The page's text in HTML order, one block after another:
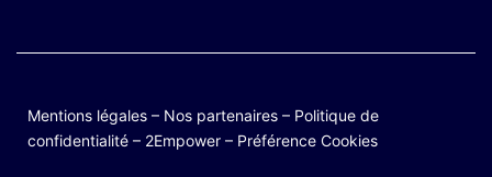
Mentions légales – Nos partenaires – Politique de
confidentialité – 2Empower – Préférence Cookies